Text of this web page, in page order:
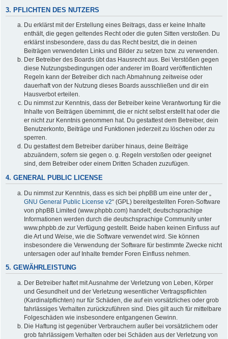
3. PFLICHTEN DES NUTZERS
Du erklärst mit der Erstellung eines Beitrags, dass er keine Inhalte
enthält, die gegen geltendes Recht oder die guten Sitten verstoßen. Du
erklärst insbesondere, dass du das Recht besitzt, die in deinen
Beiträgen verwendeten Links und Bilder zu setzen bzw. zu verwenden.
Der Betreiber des Boards übt das Hausrecht aus. Bei Verstößen gegen
diese Nutzungsbedingungen oder anderer im Board veröffentlichten
Regeln kann der Betreiber dich nach Abmahnung zeitweise oder
dauerhaft von der Nutzung dieses Boards ausschließen und dir ein
Hausverbot erteilen.
Du nimmst zur Kenntnis, dass der Betreiber keine Verantwortung für die
Inhalte von Beiträgen übernimmt, die er nicht selbst erstellt hat oder die
er nicht zur Kenntnis genommen hat. Du gestattest dem Betreiber, dein
Benutzerkonto, Beiträge und Funktionen jederzeit zu löschen oder zu
sperren.
Du gestattest dem Betreiber darüber hinaus, deine Beiträge
abzuändern, sofern sie gegen o. g. Regeln verstoßen oder geeignet
sind, dem Betreiber oder einem Dritten Schaden zuzufügen.
4. GENERAL PUBLIC LICENSE
Du nimmst zur Kenntnis, dass es sich bei phpBB um eine unter der „
GNU General Public License v2“ (GPL) bereitgestellten Foren-Software
von phpBB Limited (www.phpbb.com) handelt; deutschsprachige
Informationen werden durch die deutschsprachige Community unter
www.phpbb.de zur Verfügung gestellt. Beide haben keinen Einfluss auf
die Art und Weise, wie die Software verwendet wird. Sie können
insbesondere die Verwendung der Software für bestimmte Zwecke nicht
untersagen oder auf Inhalte fremder Foren Einfluss nehmen.
5. GEWÄHRLEISTUNG
Der Betreiber haftet mit Ausnahme der Verletzung von Leben, Körper
und Gesundheit und der Verletzung wesentlicher Vertragspflichten
(Kardinalpflichten) nur für Schäden, die auf ein vorsätzliches oder grob
fahrlässiges Verhalten zurückzuführen sind. Dies gilt auch für mittelbare
Folgeschäden wie insbesondere entgangenen Gewinn.
Die Haftung ist gegenüber Verbrauchern außer bei vorsätzlichem oder
grob fahrlässigem Verhalten oder bei Schäden aus der Verletzung von